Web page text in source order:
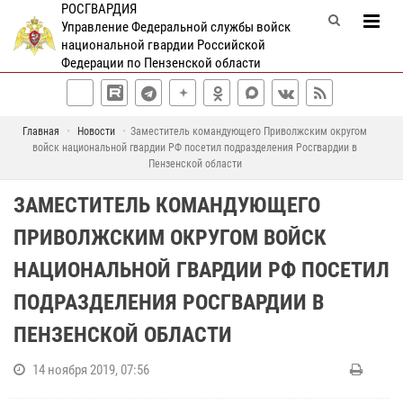
РОСГВАРДИЯ
Управление Федеральной службы войск
национальной гвардии Российской
Федерации по Пензенской области
Главная Новости
Заместитель командующего Приволжским округом
войск национальной гвардии РФ посетил подразделения Росгвардии в
Пензенской области
ЗАМЕСТИТЕЛЬ КОМАНДУЮЩЕГО
ПРИВОЛЖСКИМ ОКРУГОМ ВОЙСК
НАЦИОНАЛЬНОЙ ГВАРДИИ РФ ПОСЕТИЛ
ПОДРАЗДЕЛЕНИЯ РОСГВАРДИИ В
ПЕНЗЕНСКОЙ ОБЛАСТИ
14 ноября 2019, 07:56